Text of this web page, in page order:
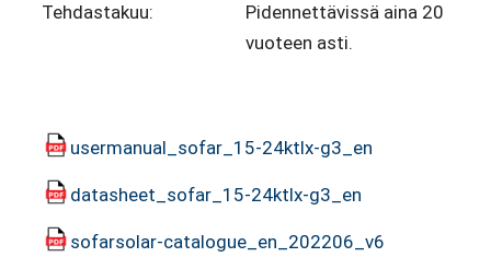
Tehdastakuu:
Pidennettävissä aina 20
vuoteen asti.
usermanual_sofar_15-24ktlx-g3_en
datasheet_sofar_15-24ktlx-g3_en
sofarsolar-catalogue_en_202206_v6